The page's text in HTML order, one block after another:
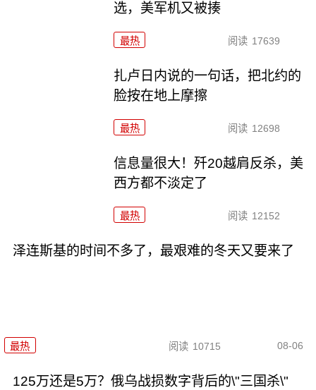
选，美军机又被揍
最热 阅读 17639
扎卢日内说的一句话，把北约的
脸按在地上摩擦
最热 阅读 12698
信息量很大！歼20越肩反杀，美
西方都不淡定了
最热 阅读 12152
泽连斯基的时间不多了，最艰难的冬天又要来了
最热 阅读 10715 08-06
125万还是5万？俄乌战损数字背后的\"三国杀\"